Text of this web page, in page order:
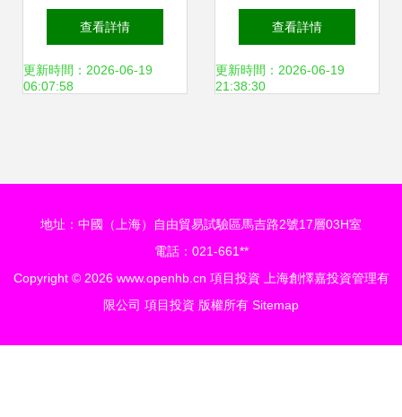
資強勁 億元以上項
目完成投資超817
查看詳情
更新時間：2026-06-19
06:07:58
衍生品“敗走麥城”
實體募投項目或將
查看詳情
更新時間：2026-06-19
21:38:30
地址：中國（上海）自由貿易試驗區馬吉路2號17層03H室
電話：021-661**
Copyright © 2026 www.openhb.cn 項目投資
上海創懌嘉投資管理有
限公司 項目投資 版權所有 Sitemap